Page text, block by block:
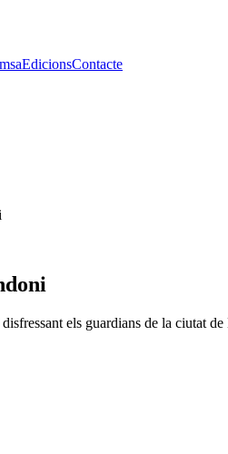
EdicionsContacte
els guardians de la ciutat